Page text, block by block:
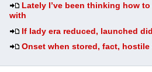
Lately I’ve been thinking how
with
If lady era reduced, launched
Onset when stored, fact, hostile